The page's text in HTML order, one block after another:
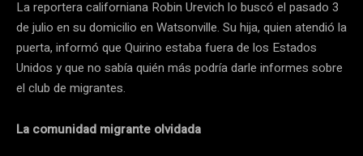
La reportera californiana Robin Urevich lo buscó el pasado 3
de julio en su domicilio en Watsonville. Su hija, quien atendió la
puerta, informó que Quirino estaba fuera de los Estados
Unidos y que no sabía quién más podría darle informes sobre
el club de migrantes.
La comunidad migrante olvidada